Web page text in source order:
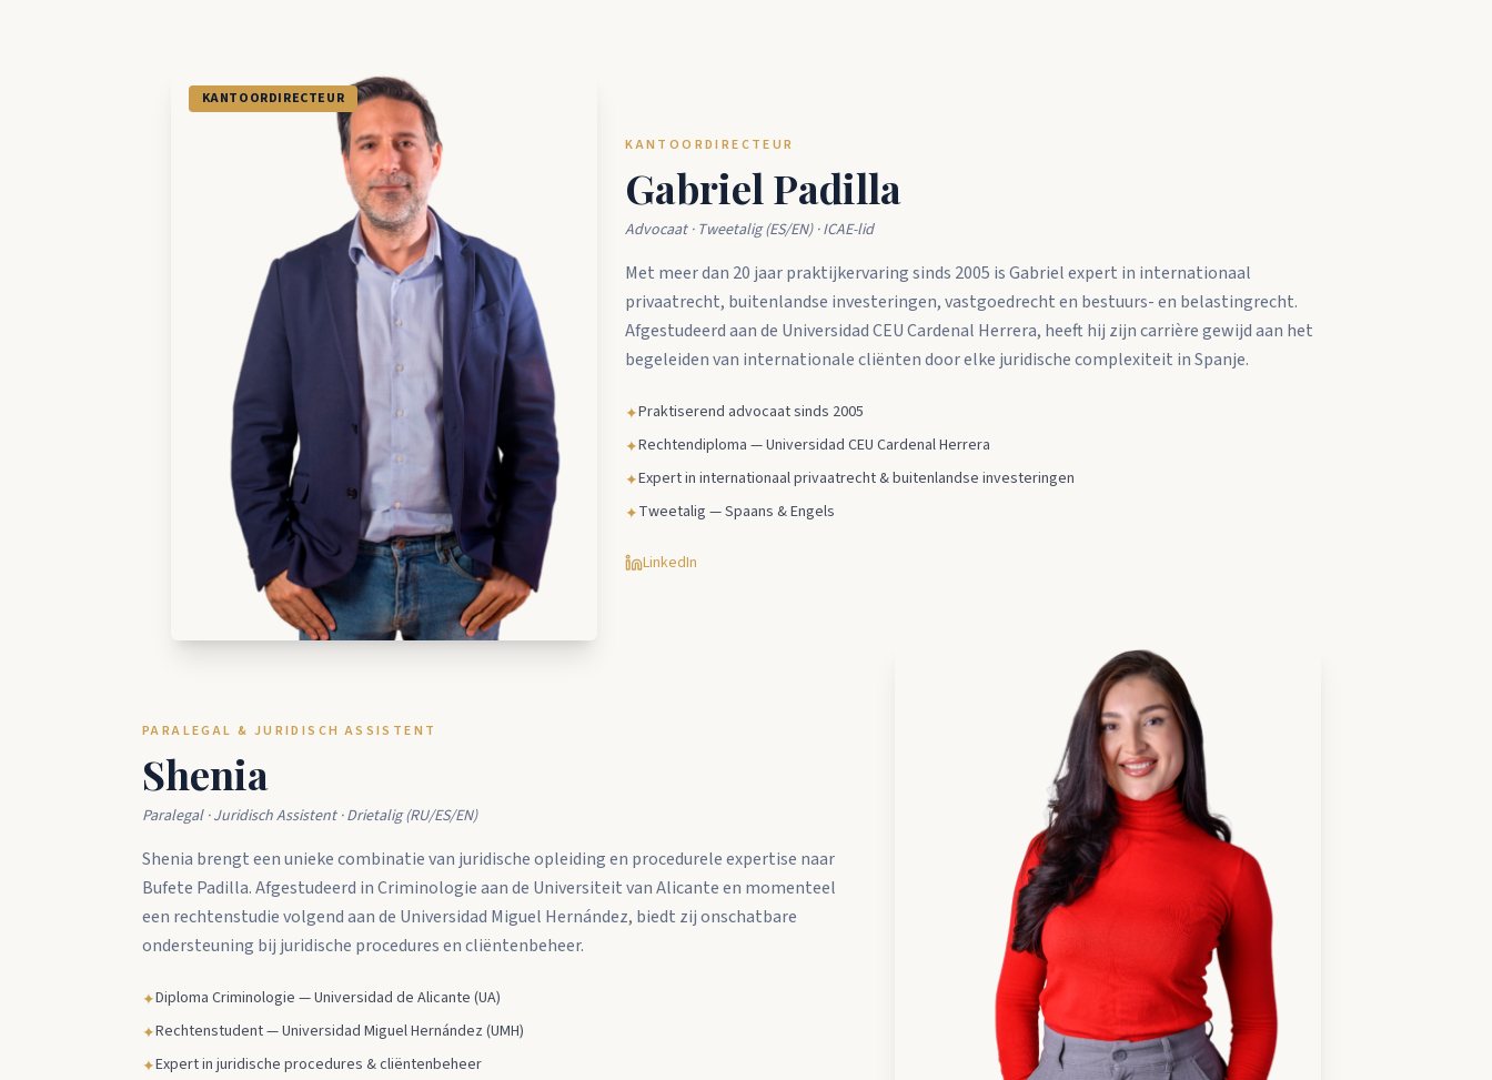
KANTOORDIRECTEUR
KANTOORDIRECTEUR
Gabriel Padilla
Advocaat · Tweetalig (ES/EN) · ICAE-lid
Met meer dan 20 jaar praktijkervaring sinds 2005 is Gabriel expert in internationaal
privaatrecht, buitenlandse investeringen, vastgoedrecht en bestuurs- en belastingrecht.
Afgestudeerd aan de Universidad CEU Cardenal Herrera, heeft hij zijn carrière gewijd aan het
begeleiden van internationale cliënten door elke juridische complexiteit in Spanje.
✦Praktiserend advocaat sinds 2005
✦Rechtendiploma — Universidad CEU Cardenal Herrera
✦Expert in internationaal privaatrecht & buitenlandse investeringen
✦Tweetalig — Spaans & Engels
LinkedIn
PARALEGAL & JURIDISCH ASSISTENT
Shenia
Paralegal · Juridisch Assistent · Drietalig (RU/ES/EN)
Shenia brengt een unieke combinatie van juridische opleiding en procedurele expertise naar
Bufete Padilla. Afgestudeerd in Criminologie aan de Universiteit van Alicante en momenteel
een rechtenstudie volgend aan de Universidad Miguel Hernández, biedt zij onschatbare
ondersteuning bij juridische procedures en cliëntenbeheer.
✦Diploma Criminologie — Universidad de Alicante (UA)
✦Rechtenstudent — Universidad Miguel Hernández (UMH)
✦Expert in juridische procedures & cliëntenbeheer